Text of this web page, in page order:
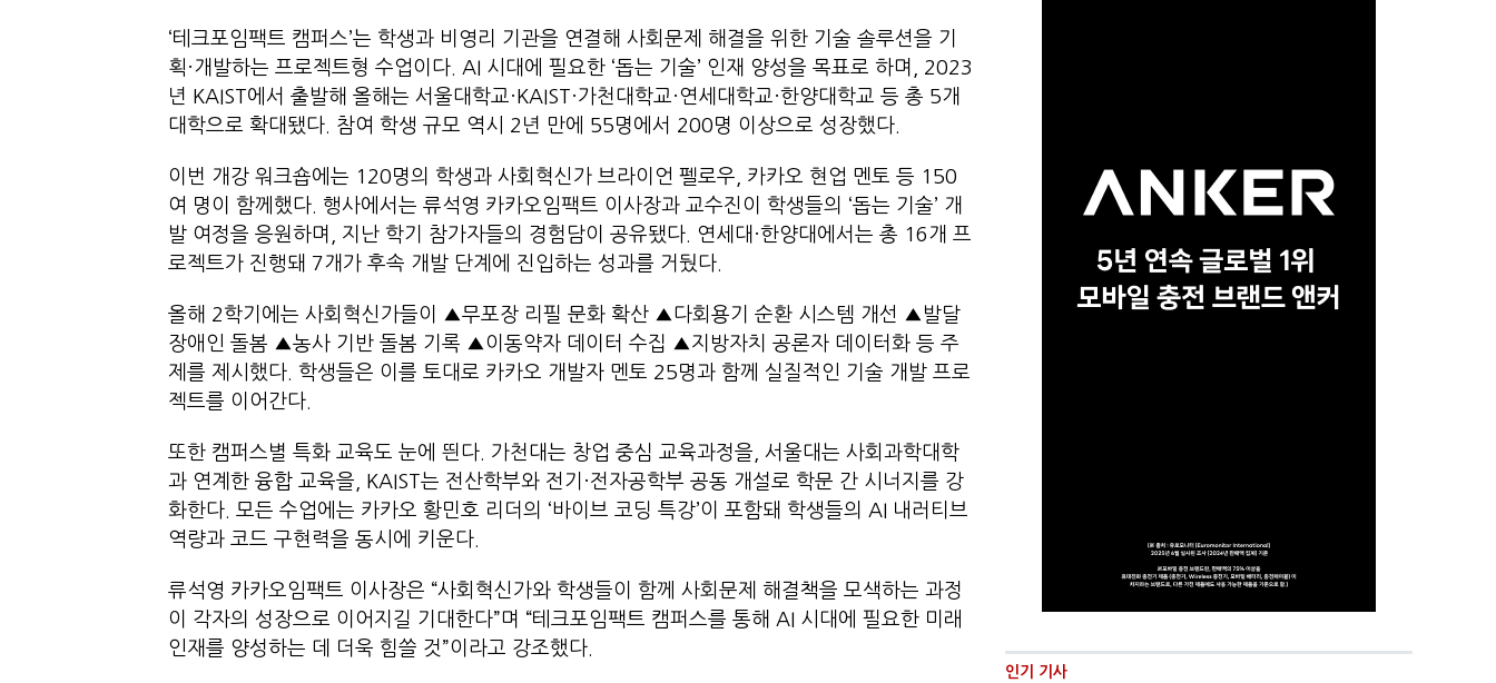
‘테크포임팩트 캠퍼스’는 학생과 비영리 기관을 연결해 사회문제 해결을 위한 기술 솔루션을 기
획·개발하는 프로젝트형 수업이다. AI 시대에 필요한 ‘돕는 기술’ 인재 양성을 목표로 하며, 2023
년 KAIST에서 출발해 올해는 서울대학교·KAIST·가천대학교·연세대학교·한양대학교 등 총 5개
대학으로 확대됐다. 참여 학생 규모 역시 2년 만에 55명에서 200명 이상으로 성장했다.
이번 개강 워크숍에는 120명의 학생과 사회혁신가 브라이언 펠로우, 카카오 현업 멘토 등 150
여 명이 함께했다. 행사에서는 류석영 카카오임팩트 이사장과 교수진이 학생들의 ‘돕는 기술’ 개
발 여정을 응원하며, 지난 학기 참가자들의 경험담이 공유됐다. 연세대·한양대에서는 총 16개 프
로젝트가 진행돼 7개가 후속 개발 단계에 진입하는 성과를 거뒀다.
올해 2학기에는 사회혁신가들이 ▲무포장 리필 문화 확산 ▲다회용기 순환 시스템 개선 ▲발달
장애인 돌봄 ▲농사 기반 돌봄 기록 ▲이동약자 데이터 수집 ▲지방자치 공론자 데이터화 등 주
제를 제시했다. 학생들은 이를 토대로 카카오 개발자 멘토 25명과 함께 실질적인 기술 개발 프로
젝트를 이어간다.
또한 캠퍼스별 특화 교육도 눈에 띈다. 가천대는 창업 중심 교육과정을, 서울대는 사회과학대학
과 연계한 융합 교육을, KAIST는 전산학부와 전기·전자공학부 공동 개설로 학문 간 시너지를 강
화한다. 모든 수업에는 카카오 황민호 리더의 ‘바이브 코딩 특강’이 포함돼 학생들의 AI 내러티브
역량과 코드 구현력을 동시에 키운다.
류석영 카카오임팩트 이사장은 “사회혁신가와 학생들이 함께 사회문제 해결책을 모색하는 과정
이 각자의 성장으로 이어지길 기대한다”며 “테크포임팩트 캠퍼스를 통해 AI 시대에 필요한 미래
인재를 양성하는 데 더욱 힘쓸 것”이라고 강조했다.
인기 기사